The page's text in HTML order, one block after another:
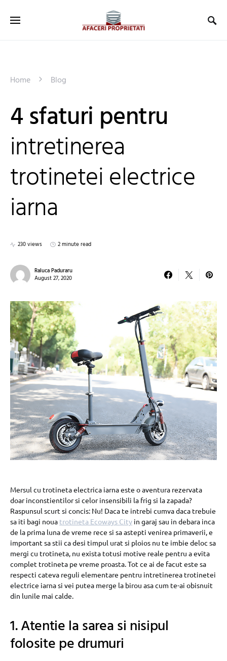
Home Blog
4 sfaturi pentru
intretinerea
trotinetei electrice
iarna
230 views 2 minute read
Raluca Paduraru
August 27, 2020
Mersul cu trotineta electrica iarna este o aventura rezervata
doar inconstientilor si celor insensibili la frig si la zapada?
Raspunsul scurt si concis: Nu! Daca te intrebi cumva daca trebuie
sa iti bagi noua trotineta Ecoways City in garaj sau in debara inca
de la prima luna de vreme rece si sa astepti venirea primaverii, e
important sa stii ca desi timpul urat si ploios nu te imbie deloc sa
mergi cu trotineta, nu exista totusi motive reale pentru a evita
complet trotineta pe vreme proasta. Tot ce ai de facut este sa
respecti cateva reguli elementare pentru intretinerea trotinetei
electrice iarna si vei putea merge la birou asa cum te-ai obisnuit
din lunile mai calde.
1. Atentie la sarea si nisipul
folosite pe drumuri